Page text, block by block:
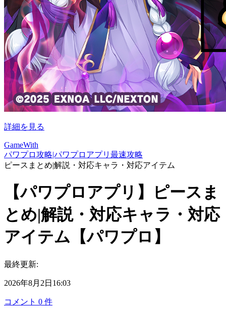
詳細を見る
GameWith
パワプロ攻略|パワプロアプリ最速攻略
ピースまとめ|解説・対応キャラ・対応アイテム
【パワプロアプリ】ピースま
とめ|解説・対応キャラ・対応
アイテム【パワプロ】
最終更新:
2026年8月2日16:03
コメント 0 件